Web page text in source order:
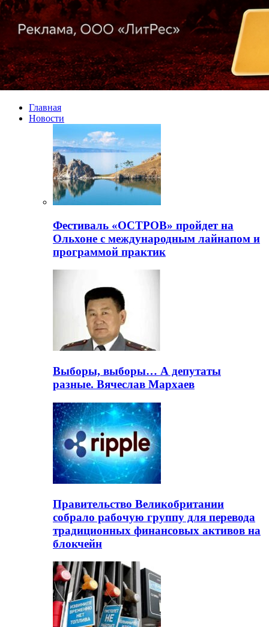
Главная
Новости
Фестиваль «ОСТРОВ» пройдет на
Ольхоне с международным лайнапом и
программой практик
Выборы, выборы… А депутаты
разные. Вячеслав Мархаев
Правительство Великобритании
собрало рабочую группу для перевода
традиционных финансовых активов на
блокчейн